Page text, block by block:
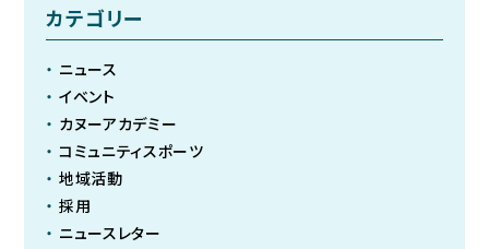
カテゴリー
ニュース
イベント
カヌーアカデミー
コミュニティスポーツ
地域活動
採用
ニュースレター